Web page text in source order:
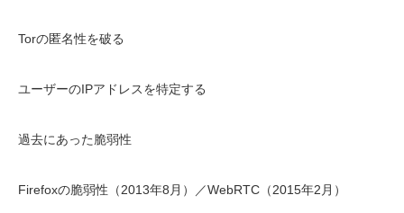
Torの匿名性を破る
ユーザーのIPアドレスを特定する
過去にあった脆弱性
Firefoxの脆弱性（2013年8月）／WebRTC（2015年2月）